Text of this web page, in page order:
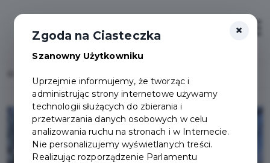
×
Zgoda na Ciasteczka
Szanowny Użytkowniku
Uprzejmie informujemy, że tworząc i
administrując strony internetowe używamy
technologii służących do zbierania i
przetwarzania danych osobowych w celu
analizowania ruchu na stronach i w Internecie.
Nie personalizujemy wyświetlanych treści.
Realizując rozporządzenie Parlamentu